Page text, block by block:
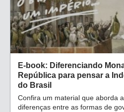
E-book: Diferenciando
República para pensar a
do Brasil
Confira um material que aborda
diferenças entre as formas de